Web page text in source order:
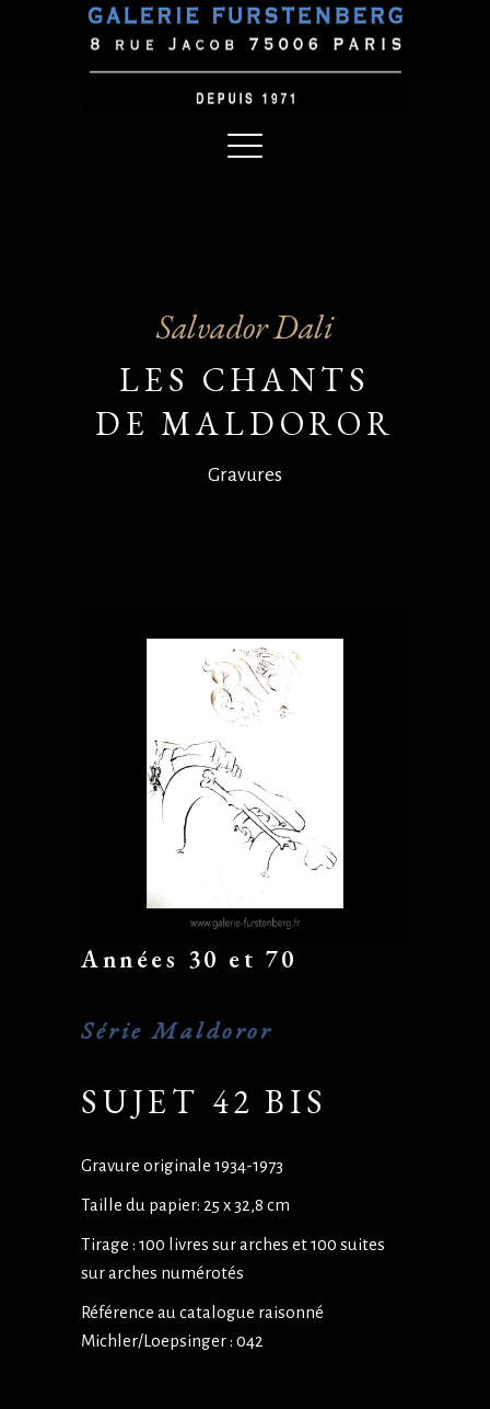
Salvador Dali
LES CHANTS
DE MALDOROR
Gravures
Années 30 et 70
Série Maldoror
SUJET 42 BIS
Gravure originale 1934-1973
Taille du papier: 25 x 32,8 cm
Tirage : 100 livres sur arches et 100 suites
sur arches numérotés
Référence au catalogue raisonné
Michler/Loepsinger : 042